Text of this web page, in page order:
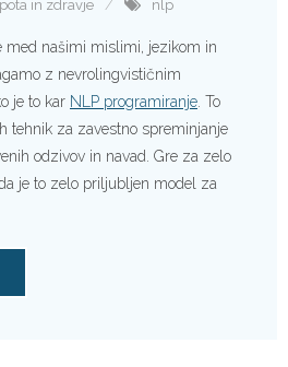
in zdravje nlp
med našimi mislimi, jezikom in
z nevrolingvističnim
je to kar NLP programiranje . To
tehnik za zavestno spreminjanje
odzivov in navad. Gre za zelo
je to zelo priljubljen model za